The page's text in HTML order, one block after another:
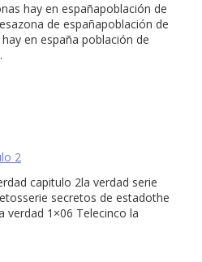
hay en españapoblación de
de españapoblación de
en españa población de
2
capitulo 2la verdad serie
secretos de estadothe
verdad 1×06 Telecinco la